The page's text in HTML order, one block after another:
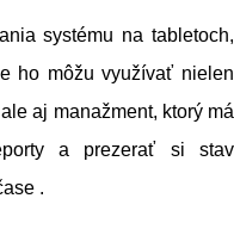
systému na tabletoch,
ho môžu využívať nielen
aj manažment, ktorý má
a prezerať si stav
.